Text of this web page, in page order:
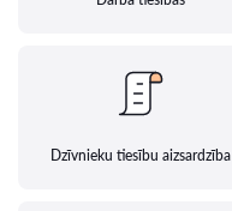
Dzīvnieku tiesību aizsardzība